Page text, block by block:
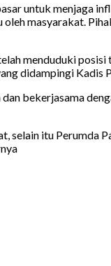
untuk menjaga
masyarakat.
menduduki posisi
didampingi Kadis
bekerjasama
selain itu Perumda